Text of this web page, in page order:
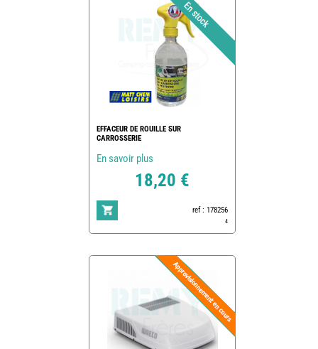
EFFACEUR DE ROUILLE SUR
CARROSSERIE
En savoir plus
18,20 €
ref : 178256
4